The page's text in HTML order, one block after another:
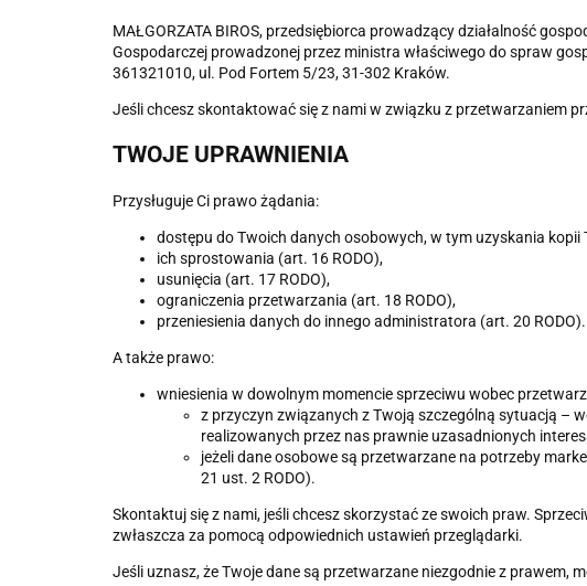
MAŁGORZATA BIROS, przedsiębiorca prowadzący działalność
Gospodarczej prowadzonej przez ministra właściwego do spraw
361321010, ul. Pod Fortem 5/23, 31-302 Kraków.
Jeśli chcesz skontaktować się z nami w związku z przetwarzaniem
TWOJE UPRAWNIENIA
Przysługuje Ci prawo żądania:
dostępu do Twoich danych osobowych, w tym uzyskania kopii
ich sprostowania (art. 16 RODO),
usunięcia (art. 17 RODO),
ograniczenia przetwarzania (art. 18 RODO),
przeniesienia danych do innego administratora (art. 20 RODO).
A także prawo:
wniesienia w dowolnym momencie sprzeciwu wobec
z przyczyn związanych z Twoją szczególną sytuacją –
realizowanych przez nas prawnie uzasadnionych
jeżeli dane osobowe są przetwarzane na potrzeby
21 ust. 2 RODO).
Skontaktuj się z nami, jeśli chcesz skorzystać ze swoich praw.
zwłaszcza za pomocą odpowiednich ustawień przeglądarki.
Jeśli uznasz, że Twoje dane są przetwarzane niezgodnie z prawem,